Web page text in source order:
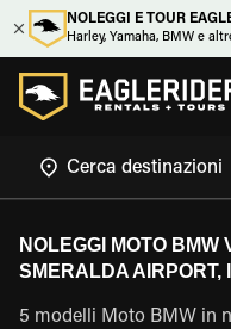
NOLEGGI E TOUR
Harley, Yamaha, BMW e
NOLEGGI MOTO BMW
SMERALDA AIRPORT,
5 modelli Moto BMW in